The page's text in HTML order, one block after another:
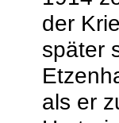
der
später
als er